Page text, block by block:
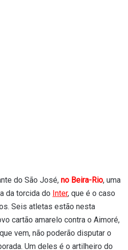
do São José, no Beira-Rio, uma
da torcida do Inter, que é o caso
Seis atletas estão nesta
cartão amarelo contra o Aimoré,
vem, não poderão disputar o
Um deles é o artilheiro do